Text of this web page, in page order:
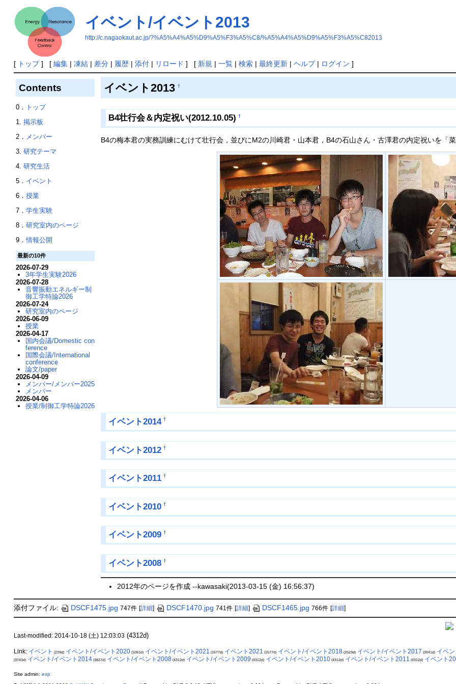
イベント/イベント2013
http://c.nagaokaut.ac.jp/?%A5%A4%A5%D9%A5%F3%A5%C8/%A5%A4%A5%D9%A5%F3%A5%C82013
[ トップ] [ 編集| 凍結| 差分| 履歴| 添付| リロード ] [ 新規 | 一覧| 検索| 最終更新| ヘルプ| ログイン ]
イベント2013 †
B4壮行会＆内定祝い(2012.10.05) †
B4の梅本君の実務訓練にむけて壮行会，並びにM2の川崎君・山本君，B4の石山さん・古澤君の内定祝いを「
イベント2014 †
イベント2012 †
イベント2011 †
イベント2010 †
イベント2009 †
イベント2008 †
2012年のページを作成 --kawasaki(2013-03-15 (金) 16:56:37)
Contents
0． トップ
1. 掲示板
2． メンバー
3. 研究テーマ
4. 研究生活
5． イベント
6． 授業
7． 学生実験
8． 研究室内のページ
9．情報公開
最新の10件
2026-07-29
3年学生実験2026
2026-07-28
音響振動エネルギー制
御工学特論2026
2026-07-24
研究室内のページ
2026-06-09
授業
2026-04-17
国内会議/Domestic con
ference
国際会議/International
conference
論文/paper
2026-04-09
メンバー/メンバー2025
メンバー
2026-04-06
授業/制御工学特論2026
添付ファイル: DSCF1475.jpg 747件 [詳細] DSCF1470.jpg 741件 [詳細] DSCF1465.jpg 766件 [詳細]
Last-modified: 2014-10-18 (土) 12:03:03(4312d)
Link: イベント (239d) イベント/イベント2020(1051d) イベント/イベント2021 (1577d) イベント2021 (1577d) イベント/イベント2018(2523d) イベント/イベント2017 (3041d) イベ
(3743d) イベント/イベント2014(3827d) イベント/イベント2008(4312d) イベント/イベント2009 (4312d) イベント/イベント2010(4312d) イベント/イベント2011 (4312d) イベント
Site admin: exp